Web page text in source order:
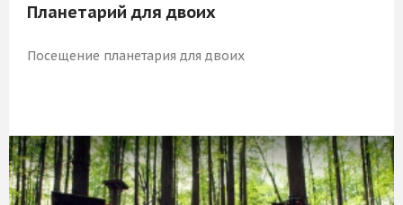
Планетарий для двоих
Посещение планетария для двоих
КУПИТЬ